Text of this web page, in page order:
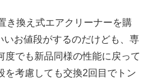
き換え式エアクリーナーを購
いお値段がするのだけども、専
度でも新品同様の性能に戻って
を考慮しても交換2回目でトン